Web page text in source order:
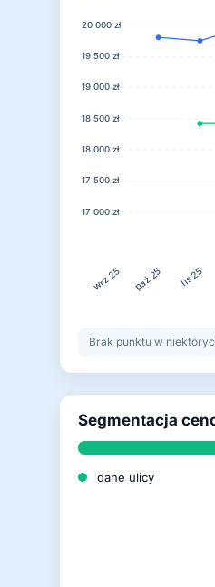
17 000 zł
17 500 zł
18 000 zł
18 500 zł
19 000 zł
19 500 zł
20 000 zł
wrz 25 paź 25 lis 25
Brak punktu w
Segmentacja
dane ulicy